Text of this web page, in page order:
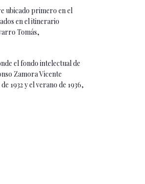
ubicado primero en el
en el itinerario
Tomás,
el fondo intelectual de
Zamora Vicente
1932 y el verano de 1936,